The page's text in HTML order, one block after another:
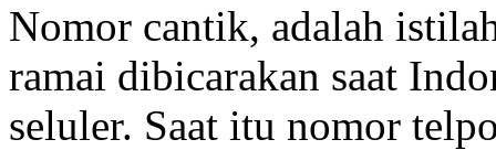
Nomor cantik, adalah
ramai dibicarakan saat
seluler. Saat itu nomor